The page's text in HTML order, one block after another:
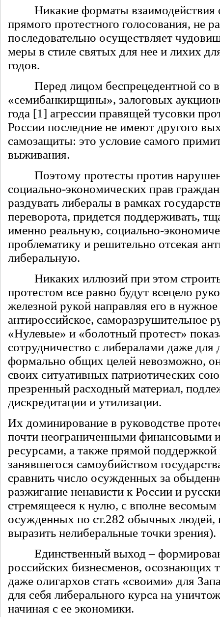
Никакие форматы взаимодействия
прямого протестного голосования, не
последовательно осуществляет
меры в стиле святых для нее и лихих
годов.
Перед лицом беспрецедентной со
«семибанкирщины», залоговых
года [1] агрессии правящей тусовки
России последние не имеют другого
самозащиты: это условие самого
выживания.
Поэтому протесты против
социально-экономических прав
раздувать либералы в рамках
переворота, придется поддерживать,
именно реальную, социально-
проблематику и решительно отсекая
либеральную.
Никаких иллюзий при этом строить
протестом все равно будут всецело
железной рукой направляя его в
антироссийское, саморазрушительное
«Нулевые» и «болотный протест»
сотрудничество с либералами даже для
формально общих целей невозможно,
своих ситуативных патриотических
презренный расходный материал,
дискредитации и утилизации.
Их доминирование в руководстве
почти неограниченными финансовыми
ресурсами, а также прямой поддержкой
занявшегося самоубийством
сравнить число осужденных за
разжигание ненависти к России и
стремящееся к нулю, с вполне весомым
осужденных по ст.282 обычных людей,
выразить нелиберальные точки зрения).
Единственный выход –
российских бизнесменов, осознающих
даже олигархов стать «своими» для
для себя либерального курса на
начиная с ее экономики.